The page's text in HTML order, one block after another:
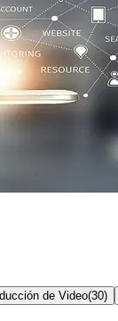
de Video(30)